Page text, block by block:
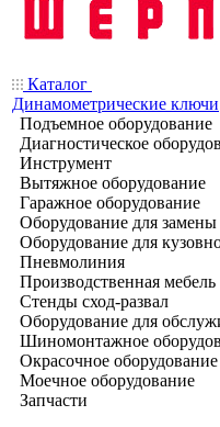
Каталог
Динамометрические ключи
Подъемное оборудование
Диагностическое
Инструмент
Вытяжное оборудование
Гаражное оборудование
Оборудование для замены
Оборудование для
Пневмолиния
Производственная мебель
Стенды сход-развал
Оборудование для
Шиномонтажное
Окрасочное оборудование
Моечное оборудование
Запчасти